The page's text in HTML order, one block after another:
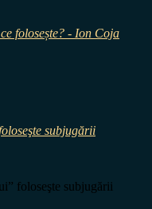
folosește? - Ion Coja
subjugării
foloseşte subjugării